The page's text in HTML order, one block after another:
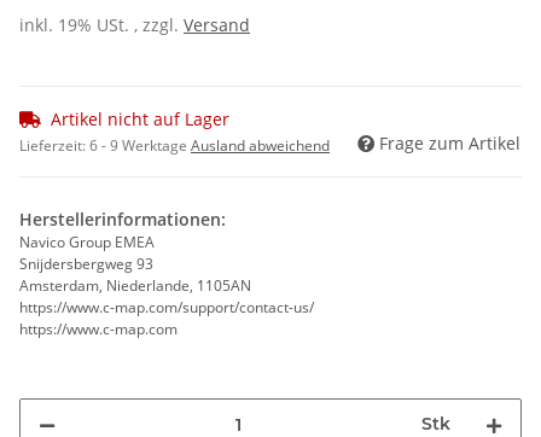
inkl. 19% USt. , zzgl. Versand
Artikel nicht auf Lager
Lieferzeit:6 - 9 Werktage Ausland abweichend Frage zum Artikel
Herstellerinformationen:
Navico Group EMEA
Snijdersbergweg 93
Amsterdam, Niederlande, 1105AN
https://www.c-map.com/support/contact-us/
https://www.c-map.com
Stk